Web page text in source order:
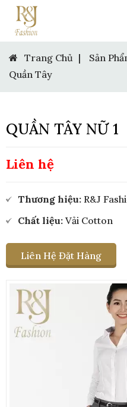
Trang Chủ | Sản
Quần Tây
QUẦN TÂY NỮ 1
Liên hệ
Thương hiệu: R&J
Chất liệu: Vải Cotton
Liên Hệ Đặt Hàng